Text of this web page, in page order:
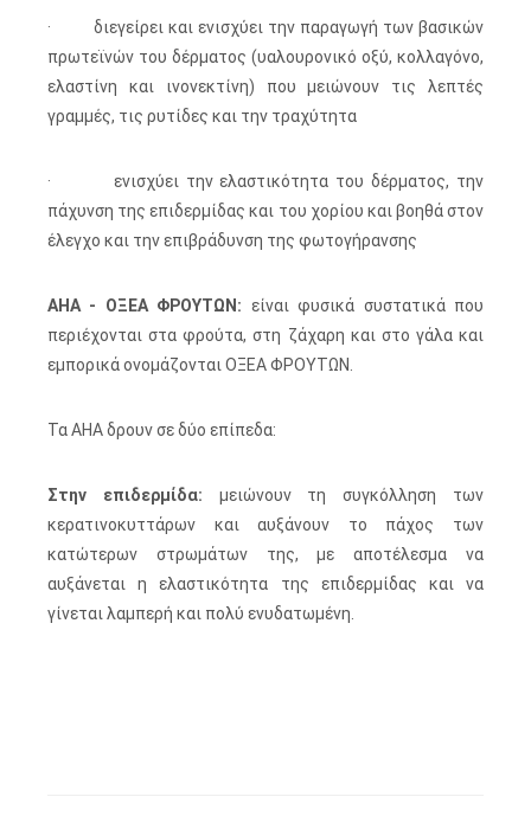
· διεγείρει και ενισχύει την παραγωγή των βασικών
πρωτεϊνών του δέρματος (υαλουρονικό οξύ, κολλαγόνο,
ελαστίνη και ινονεκτίνη) που μειώνουν τις λεπτές
γραμμές, τις ρυτίδες και την τραχύτητα
· ενισχύει την ελαστικότητα του δέρματος, την
πάχυνση της επιδερμίδας και του χορίου και βοηθά στον
έλεγχο και την επιβράδυνση της φωτογήρανσης
AHA - ΟΞΕΑ ΦΡΟΥΤΩΝ: είναι φυσικά συστατικά που
περιέχονται στα φρούτα, στη ζάχαρη και στο γάλα και
εμπορικά ονομάζονται ΟΞΕΑ ΦΡΟΥΤΩΝ.
Τα AHA δρουν σε δύο επίπεδα:
Στην επιδερμίδα: μειώνουν τη συγκόλληση των
κερατινοκυττάρων και αυξάνουν το πάχος των
κατώτερων στρωμάτων της, με αποτέλεσμα να
αυξάνεται η ελαστικότητα της επιδερμίδας και να
γίνεται λαμπερή και πολύ ενυδατωμένη.